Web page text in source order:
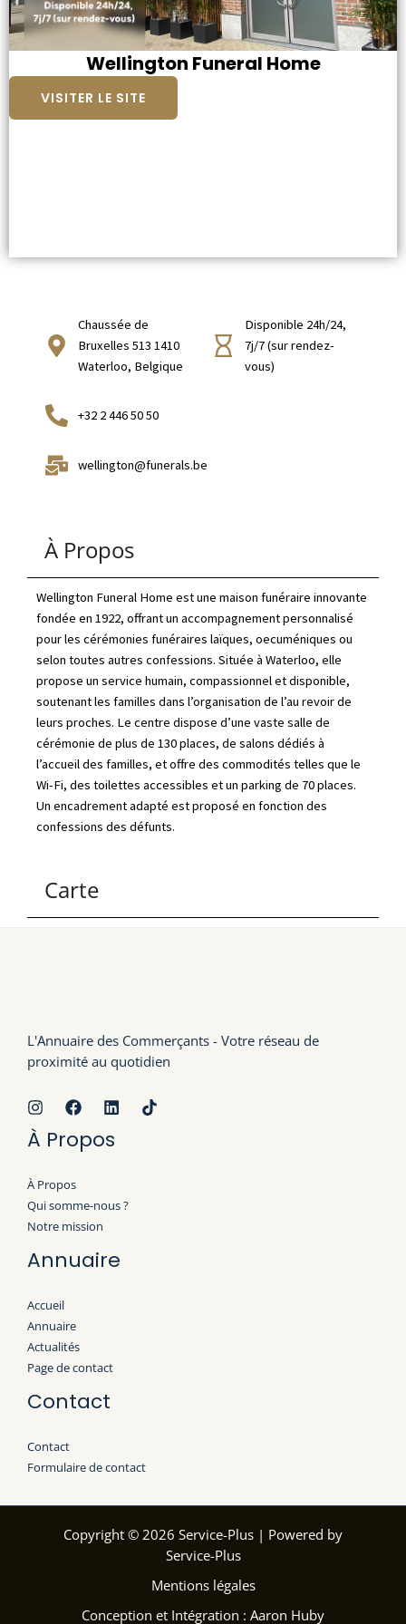
Wellington Funeral Home
VISITER LE SITE
Chaussée de
Bruxelles 513 1410
Waterloo, Belgique
+32 2 446 50 50
wellington@funerals.be
Disponible 24h/24,
7j/7 (sur rendez-
vous)
À Propos
Wellington Funeral Home est une maison funéraire innovante
fondée en 1922, offrant un accompagnement personnalisé
pour les cérémonies funéraires laïques, oecuméniques ou
selon toutes autres confessions. Située à Waterloo, elle
propose un service humain, compassionnel et disponible,
soutenant les familles dans l’organisation de l’au revoir de
leurs proches. Le centre dispose d’une vaste salle de
cérémonie de plus de 130 places, de salons dédiés à
l’accueil des familles, et offre des commodités telles que le
Wi-Fi, des toilettes accessibles et un parking de 70 places.
Un encadrement adapté est proposé en fonction des
confessions des défunts.
Carte
L'Annuaire des Commerçants - Votre réseau de
proximité au quotidien
À Propos
À Propos
Qui somme-nous ?
Notre mission
Annuaire
Accueil
Annuaire
Actualités
Page de contact
Contact
Contact
Formulaire de contact
Copyright © 2026 Service-Plus | Powered by
Service-Plus
Mentions légales
Conception et Intégration : Aaron Huby